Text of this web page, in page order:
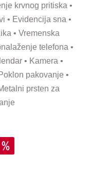
krvnog pritiska •
• Evidencija sna •
• Vremenska
telefona •
• Kamera •
pakovanje •
prsten za